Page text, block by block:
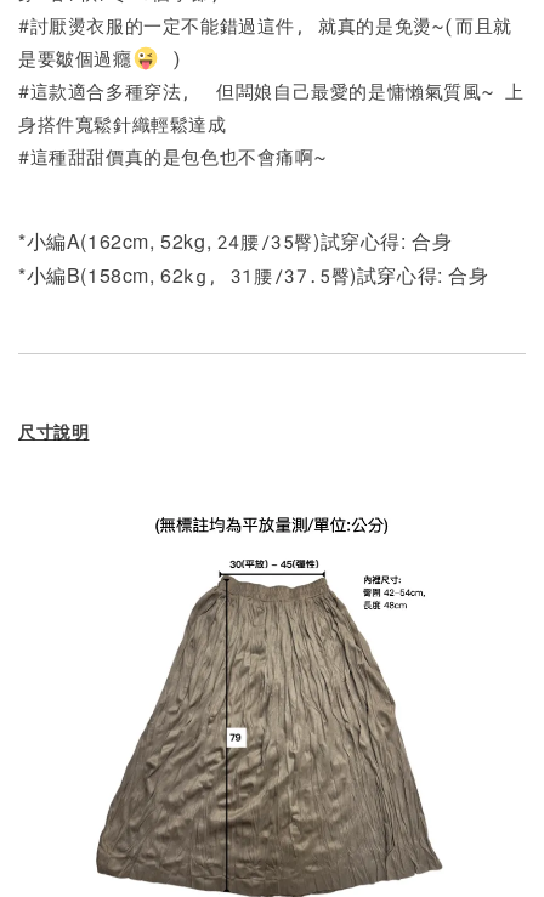
#討厭燙衣服的一定不能錯過這件, 就真的是免燙~(而且就
是要皺個過癮
)
#這款適合多種穿法, 但闆娘自己最愛的是慵懶氣質風~ 上
身搭件寬鬆針織輕鬆達成
#這種甜甜價真的是包色也不會痛啊~
*小編A(162cm, 52kg, 24腰/35臀)試穿心得: 合身
*小編B(158cm, 62kg, 31 腰/37.5臀)試穿心得: 合身
尺寸說明